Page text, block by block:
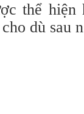
thể hiện
dù sau